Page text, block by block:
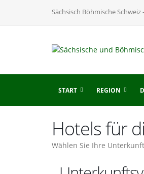
Sächsisch Böhmische
START REGION
Hotels für
Wählen Sie Ihre